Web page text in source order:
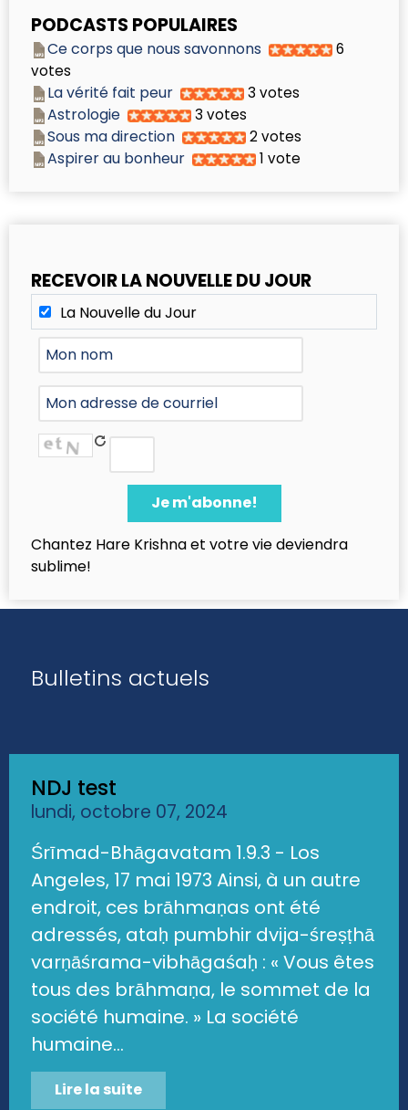
PODCASTS POPULAIRES
Ce corps que nous savonnons
6
votes
La vérité fait peur 3 votes
Astrologie 3 votes
Sous ma direction 2 votes
Aspirer au bonheur 1 vote
RECEVOIR LA NOUVELLE DU JOUR
La Nouvelle du Jour
Chantez Hare Krishna et votre vie deviendra
sublime!
Bulletins actuels
NDJ test
lundi, octobre 07, 2024
Śrīmad-Bhāgavatam 1.9.3 - Los
Angeles, 17 mai 1973 Ainsi, à un autre
endroit, ces brāhmaṇas ont été
adressés, ataḥ pumbhir dvija-śreṣṭhā
varṇāśrama-vibhāgaśaḥ : « Vous êtes
tous des brāhmaṇa, le sommet de la
société humaine. » La société
humaine...
Lire la suite